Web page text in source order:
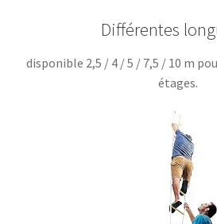
Différentes
disponible 2,5 / 4 / 5 / 7,5 / 10 m
étages.